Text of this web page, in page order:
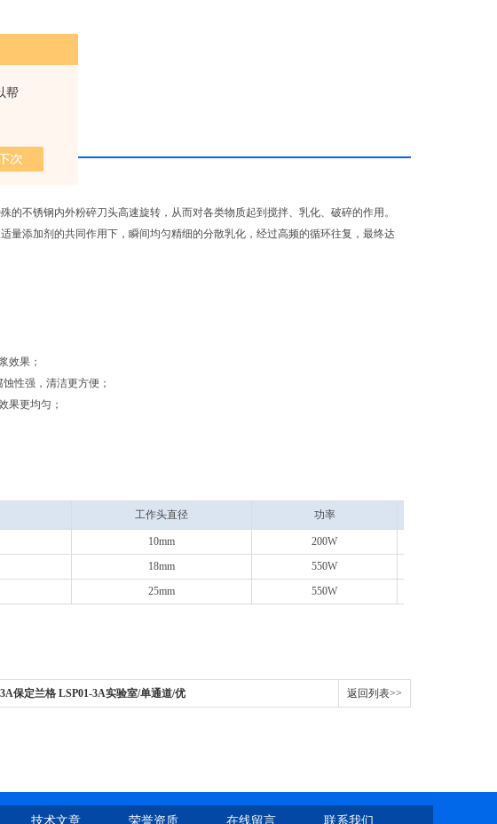
帮
不锈钢内外粉碎刀头高速旋转，从而对各类物质起到搅拌、乳化、破碎的作用。
量添加剂的共同作用下，瞬间均匀精细的分散乳化，经过高频的循环往复，最终达
效果；
性强，清洁更方便；
果更均匀；
工作头直径 功率
10mm 200W
18mm 550W
25mm 550W
保定兰格 LSP01-3A实验室/单通道/优 返回列表>>
技术文章 荣誉资质 在线留言 联系我们